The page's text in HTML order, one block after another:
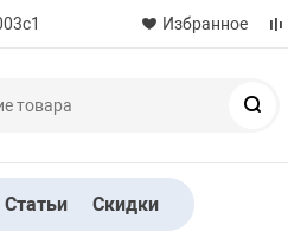
Избранное
Статьи Скидки